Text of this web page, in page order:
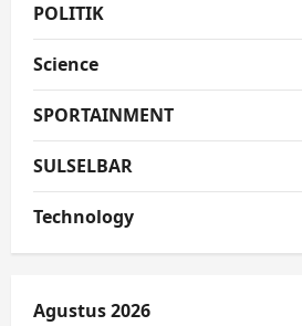
POLITIK
Science
SPORTAINMENT
SULSELBAR
Technology
Agustus 2026